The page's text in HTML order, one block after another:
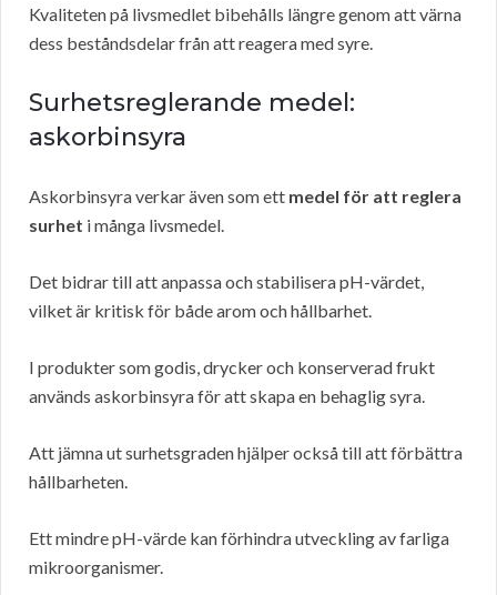
Kvaliteten på livsmedlet bibehålls längre genom att värna
dess beståndsdelar från att reagera med syre.
Surhetsreglerande medel:
askorbinsyra
Askorbinsyra verkar även som ett medel för att reglera
surhet i många livsmedel.
Det bidrar till att anpassa och stabilisera pH-värdet,
vilket är kritisk för både arom och hållbarhet.
I produkter som godis, drycker och konserverad frukt
används askorbinsyra för att skapa en behaglig syra.
Att jämna ut surhetsgraden hjälper också till att förbättra
hållbarheten.
Ett mindre pH-värde kan förhindra utveckling av farliga
mikroorganismer.